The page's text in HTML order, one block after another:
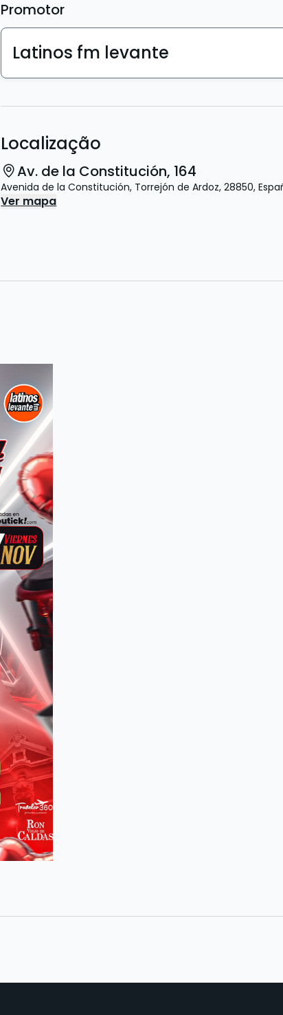
Promotor
Latinos fm levante
Localização
Av. de la Constitución, 164
Avenida de la Constitución, Torrejón de Ardoz, 28850,
Ver mapa